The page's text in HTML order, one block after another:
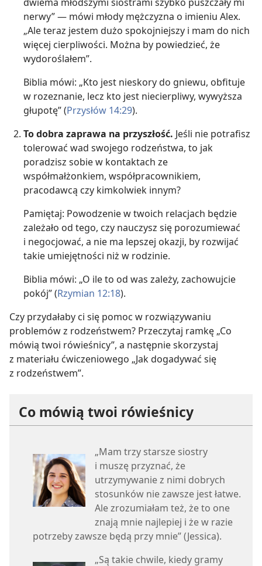
dwiema młodszymi siostrami szybko puszczały mi
nerwy” — mówi młody mężczyzna o imieniu Alex.
„Ale teraz jestem dużo spokojniejszy i mam do nich
więcej cierpliwości. Można by powiedzieć, że
wydoroślałem”.
Biblia mówi: „Kto jest nieskory do gniewu, obfituje
w rozeznanie, lecz kto jest niecierpliwy, wywyższa
głupotę” ​(Przysłów 14:29).
To dobra zaprawa na przyszłość. Jeśli nie potrafisz
tolerować wad swojego rodzeństwa, to jak
poradzisz sobie w kontaktach ze
współmałżonkiem, współpracownikiem,
pracodawcą czy kimkolwiek innym?
Pamiętaj: Powodzenie w twoich relacjach będzie
zależało od tego, czy nauczysz się porozumiewać
i negocjować, a nie ma lepszej okazji, by rozwijać
takie umiejętności niż w rodzinie.
Biblia mówi: „O ile to od was zależy, zachowujcie
pokój” ​(Rzymian 12:18).
Czy przydałaby ci się pomoc w rozwiązywaniu
problemów z rodzeństwem? Przeczytaj ramkę „Co
mówią twoi rówieśnicy”, a następnie skorzystaj
z materiału ćwiczeniowego „Jak dogadywać się
z rodzeństwem”.
Co mówią twoi rówieśnicy
„Mam trzy starsze siostry
i muszę przyznać, że
utrzymywanie z nimi dobrych
stosunków nie zawsze jest łatwe.
Ale zrozumiałam też, że to one
znają mnie najlepiej i że w razie
potrzeby zawsze będą przy mnie” ​(Jessica).
„Są takie chwile, kiedy gramy